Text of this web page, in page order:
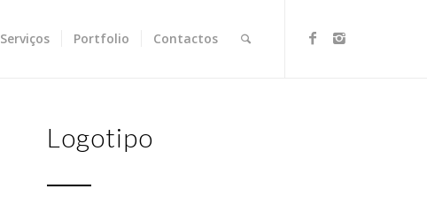
Serviços Portfolio Contactos
Logotipo